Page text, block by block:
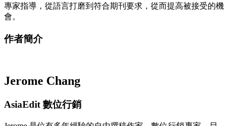
專家指導，從語言打磨到符合期刊要求，從而提高被接受的機
會。
作者簡介
Jerome Chang
AsiaEdit 數位行銷